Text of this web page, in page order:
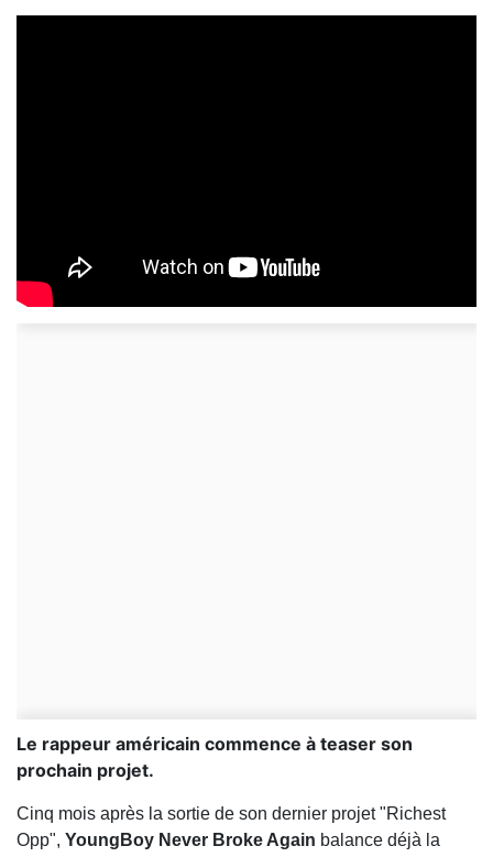
Le rappeur américain commence à teaser son
prochain projet.
Cinq mois après la sortie de son dernier projet "Richest
Opp", YoungBoy Never Broke Again balance déjà la